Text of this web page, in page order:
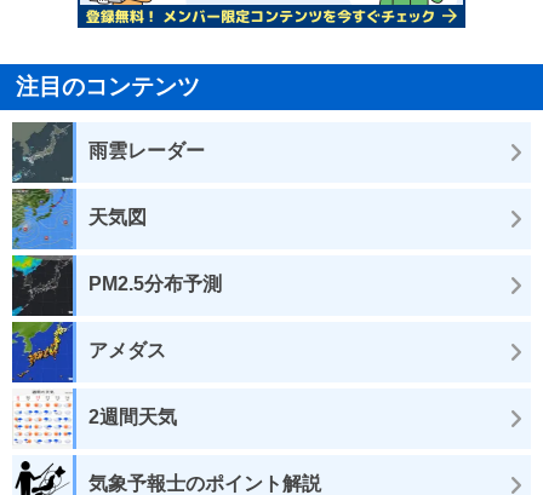
注目のコンテンツ
雨雲レーダー
天気図
PM2.5分布予測
アメダス
2週間天気
気象予報士のポイント解説